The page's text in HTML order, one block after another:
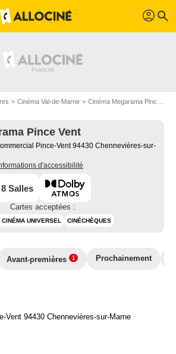
profil search
Cinéma Val-de-Marne Cinéma Megarama Pince Vent
Pince Vent
Pince-Vent 94430 Chennevières-sur-
d'accessibilité
8 Salles
Cartes acceptées :
CINÉMA UNIVERSEL CINÉCHÈQUES
Avant-premières 1 Prochainement
Vent 94430 Chennevières-sur-Marne